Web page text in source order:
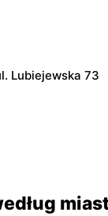
Lubiejewska 73
55